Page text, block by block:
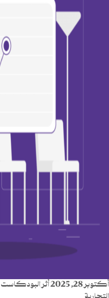
أكتوبر 28, 2025
أثر البودكاست